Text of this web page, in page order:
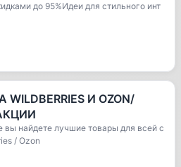
до 95%Идеи для стильного инт
И OZON/
вы найдете лучшие товары для всей с
/ Ozon